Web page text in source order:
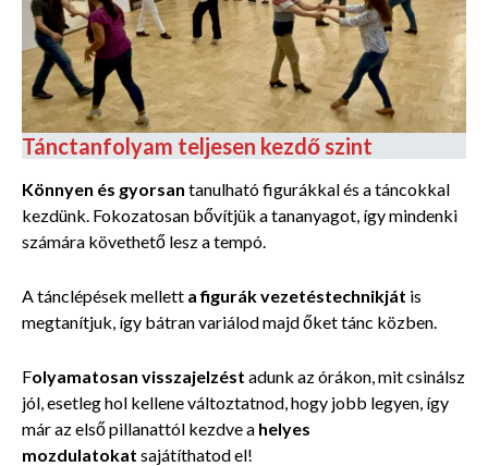
Tánctanfolyam teljesen kezdő szint
Könnyen és gyorsan tanulható figurákkal és a táncokkal
kezdünk. Fokozatosan bővítjük a tananyagot, így mindenki
számára követhető lesz a tempó.
A tánclépések mellett a figurák vezetéstechnikját is
megtanítjuk, így bátran variálod majd őket tánc közben.
Folyamatosan visszajelzést adunk az órákon, mit csinálsz
jól, esetleg hol kellene változtatnod, hogy jobb legyen, így
már az első pillanattól kezdve a helyes
mozdulatokat sajátíthatod el!